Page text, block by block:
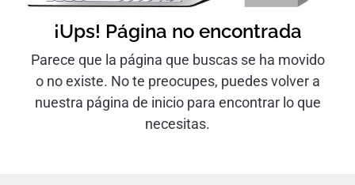
¡Ups! Página no encontrada
Parece que la página que buscas se ha movido
o no existe. No te preocupes, puedes volver a
nuestra página de inicio para encontrar lo que
necesitas.